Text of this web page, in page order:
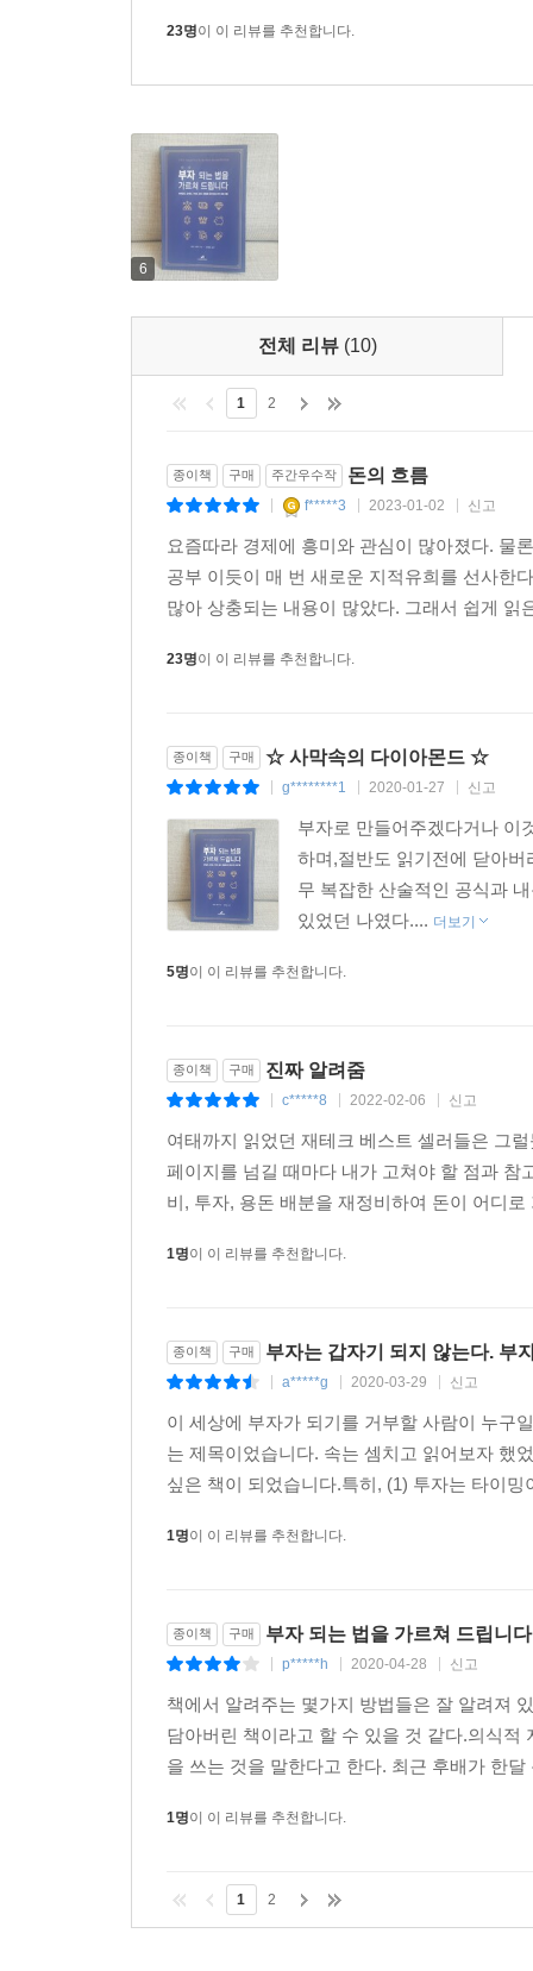
23명이 이 리뷰를 추천합니다.
6
전체 리뷰 (10)
1 2
종이책 구매 주간우수작 돈의 흐름
f*****3 2023-01-02 신고
요즘따라 경제에 흥미와 관심이 많아졌다. 물
공부 이듯이 매 번 새로운 지적유희를 선사한
많아 상충되는 내용이 많았다. 그래서 쉽게
23명이 이 리뷰를 추천합니다.
종이책 구매 ☆ 사막속의 다이아몬드 ☆
g********1 2020-01-27 신고
부자로 만들어주겠다거나 이
하며,절반도 읽기전에 닫아
무 복잡한 산술적인 공식과
있었던 나였다.... 더보기
5명이 이 리뷰를 추천합니다.
종이책 구매 진짜 알려줌
c*****8 2022-02-06 신고
여태까지 읽었던 재테크 베스트 셀러들은 그
페이지를 넘길 때마다 내가 고쳐야 할 점과 참
비, 투자, 용돈 배분을 재정비하여 돈이 어디
1명이 이 리뷰를 추천합니다.
종이책 구매 부자는 갑자기 되지 않는다. 부
a*****g 2020-03-29 신고
이 세상에 부자가 되기를 거부할 사람이 누구
는 제목이었습니다. 속는 셈치고 읽어보자 했
싶은 책이 되었습니다.특히, (1) 투자는 타이
1명이 이 리뷰를 추천합니다.
종이책 구매 부자 되는 법을 가르쳐 드립니다
p*****h 2020-04-28 신고
책에서 알려주는 몇가지 방법들은 잘 알려져
담아버린 책이라고 할 수 있을 것 같다.의식
을 쓰는 것을 말한다고 한다. 최근 후배가 한
1명이 이 리뷰를 추천합니다.
1 2